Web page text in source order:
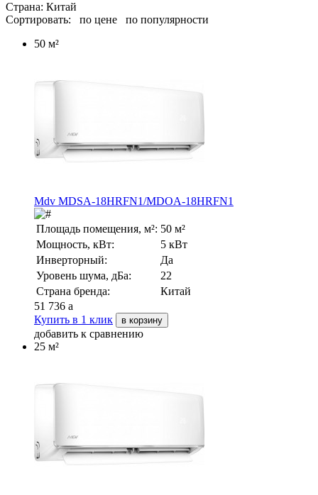
Страна: Китай
Сортировать: по цене
по популярности
50 м²
Mdv MDSA-18HRFN1/MDOA-18HRFN1
Площадь помещения, м²: 50 м²
Мощность, кВт:
5 кВт
Инверторный:
Да
Уровень шума, дБа:
22
Страна бренда:
Китай
51 736 a
Купить в 1 клик
в корзину
добавить к сравнению
25 м²